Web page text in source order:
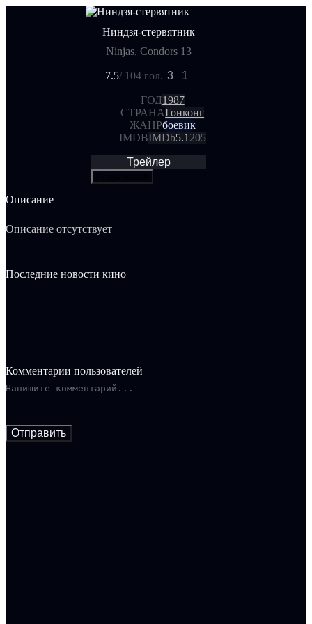
Ниндзя-стервятник
Ninjas, Condors 13
7.5/ 104 гол. 3 1
ГОД1987
СТРАНАГонконг
ЖАНРбоевик
IMDBIMDb5.1205
Трейлер
Описание
Описание отсутствует
Последние новости кино
Комментарии пользователей
Отправить